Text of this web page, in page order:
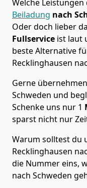
Welche
Beiladung nach
Oder doch lieber
Fullservice ist laut
beste Alternative
Recklinghausen
Gerne
Schweden und
Schenke uns nur 1
sparst nicht nur
Warum solltest du
Recklinghausen
die Nummer eins,
nach Schweden